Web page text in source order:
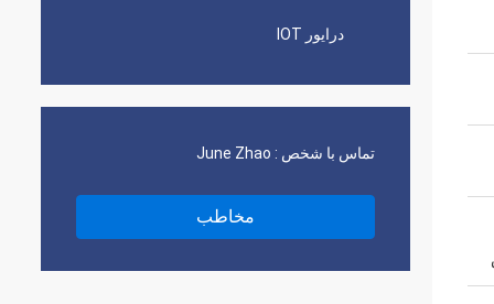
درایور IOT
تماس با شخص : June Zhao
مخاطب